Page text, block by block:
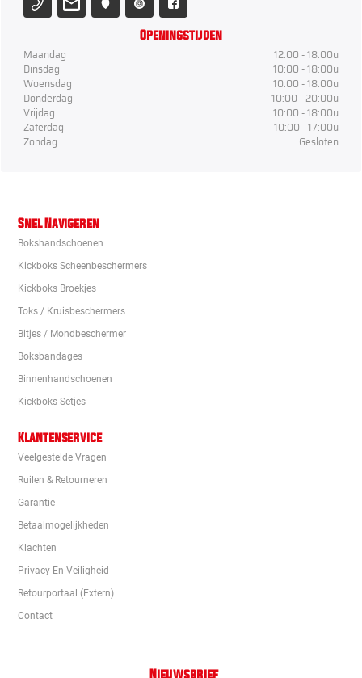
Openingstijden
Maandag
12:00 - 18:00u
Dinsdag
10:00 - 18:00u
Woensdag
10:00 - 18:00u
Donderdag
10:00 - 20:00u
Vrijdag
10:00 - 18:00u
Zaterdag
10:00 - 17:00u
Zondag
Gesloten
Snel Navigeren
Bokshandschoenen
Kickboks Scheenbeschermers
Kickboks Broekjes
Toks / Kruisbeschermers
Bitjes / Mondbeschermer
Boksbandages
Binnenhandschoenen
Kickboks Setjes
Klantenservice
Veelgestelde Vragen
Ruilen & Retourneren
Garantie
Betaalmogelijkheden
Klachten
Privacy En Veiligheid
Retourportaal (extern)
Contact